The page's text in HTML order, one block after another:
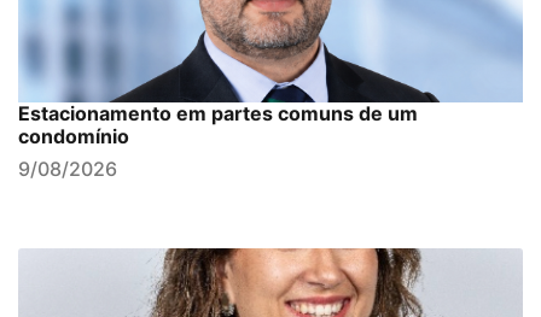
Estacionamento em partes comuns de um
condomínio
9/08/2026